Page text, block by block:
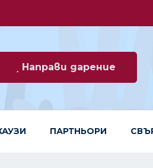
Направи дарение
ПАРТНЬОРИ